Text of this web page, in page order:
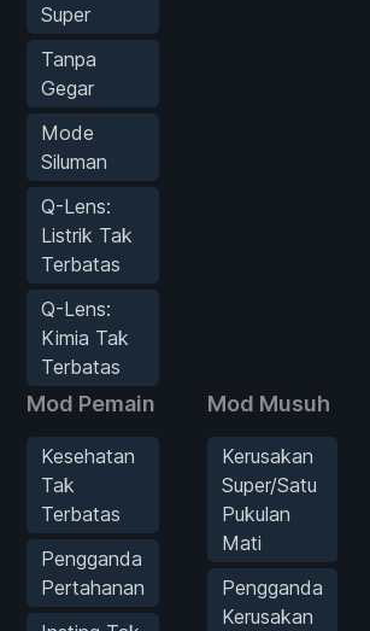
Super
Tanpa
Gegar
Mode
Siluman
Q-Lens:
Listrik Tak
Terbatas
Q-Lens:
Kimia Tak
Terbatas
Mod Pemain
Kesehatan
Tak
Terbatas
Pengganda
Pertahanan
Mod Musuh
Kerusakan
Super/Satu
Pukulan
Mati
Pengganda
Kerusakan